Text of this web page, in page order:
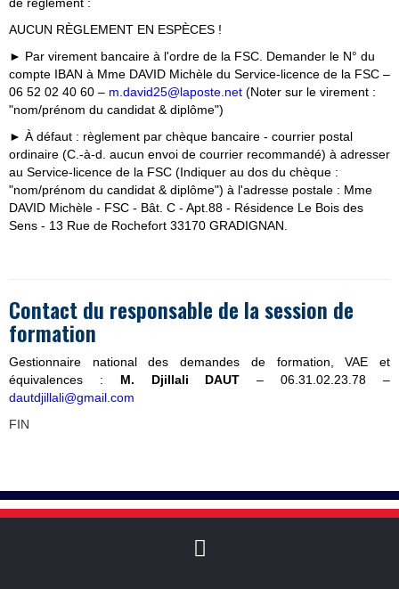
AUCUN RÈGLEMENT EN ESPÈCES !
► Par virement bancaire à l'ordre de la FSC. Demander le N° du
compte IBAN à Mme DAVID Michèle du Service-licence de la FSC –
06 52 02 40 60 – m.david25@laposte.net (Noter sur le virement :
"nom/prénom du candidat & diplôme")
► À défaut : règlement par chèque bancaire - courrier postal
ordinaire (C.-à-d. aucun envoi de courrier recommandé) à adresser
au Service-licence de la FSC (Indiquer au dos du chèque :
"nom/prénom du candidat & diplôme") à l'adresse postale : Mme
DAVID Michèle - FSC - Bât. C - Apt.88 - Résidence Le Bois des
Sens - 13 Rue de Rochefort 33170 GRADIGNAN.
Contact du responsable de la session de
formation
Gestionnaire national des demandes de formation, VAE et
équivalences : M. Djillali DAUT– 06.31.02.23.78 –
dautdjillali@gmail.com
FIN